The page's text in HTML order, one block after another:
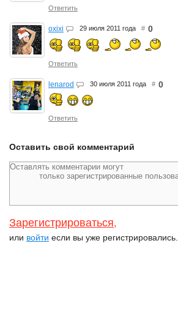
Ответить
oxixi 29 июля 2011 года # 0
Ответить
lenarod 30 июля 2011 года # 0
Ответить
Оставить свой комментарий
Зарегистрироваться,
или войти если вы уже регистрировались.